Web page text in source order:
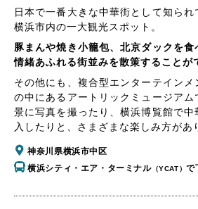
日本で一番大きな中華街として知られ
横浜市内の一大観光スポット。
豚まんや焼き小籠包、北京ダックを食
情緒あふれる街並みを散策することが
その他にも、複合型エンターテインメ
の中にあるアートリックミュージア
景に写真を撮ったり、横浜博覧館で
入したりと、さまざまな楽しみ方があ
神奈川県横浜市中区
横浜シティ・エア・ターミナル（YCAT）で